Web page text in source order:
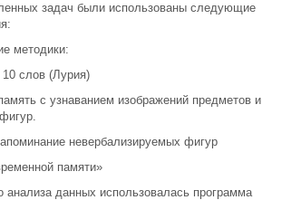
задач были использованы следующие
методики:
10 слов (Лурия)
с узнаванием изображений предметов и
невербализируемых фигур
памяти»
анализа данных использовалась программа